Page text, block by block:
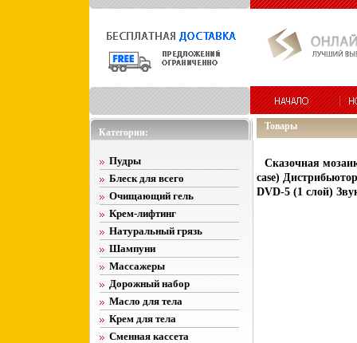
Категории:
Пудры
Блеск для всего
Очищающий гель
Крем-лифтинг
Натуральный грязь
Шампуни
Массажеры
Дорожный набор
Масло для тела
Крем для тела
Сменная кассета
Товары
Сказочная
case)
DVD-5 (1 слой)